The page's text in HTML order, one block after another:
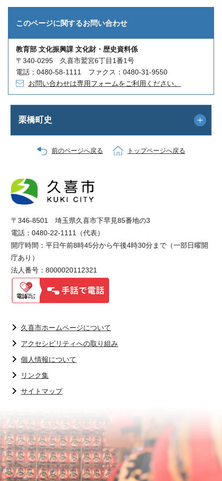
このページに関するお問い合わせ
教育部 文化振興課 文化財・歴史資料係
〒340-0295 久喜市鷲宮6丁目1番1号
電話：0480-58-1111 ファクス：0480-31-9550
お問い合わせは専用フォームをご利用ください。
栗橋町史
前のページへ戻る トップページへ戻る
〒346-8501 埼玉県久喜市下早見85番地の3
電話：0480-22-1111（代表）
開庁時間：平日午前8時45分から午後4時30分まで（一部日曜開
庁あり）
法人番号：8000020112321
久喜市ホームページについて
アクセシビリティへの取り組み
個人情報について
リンク集
サイトマップ